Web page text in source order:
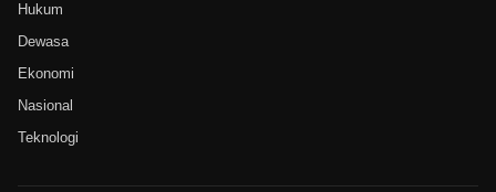
Hukum
Dewasa
Ekonomi
Nasional
Teknologi